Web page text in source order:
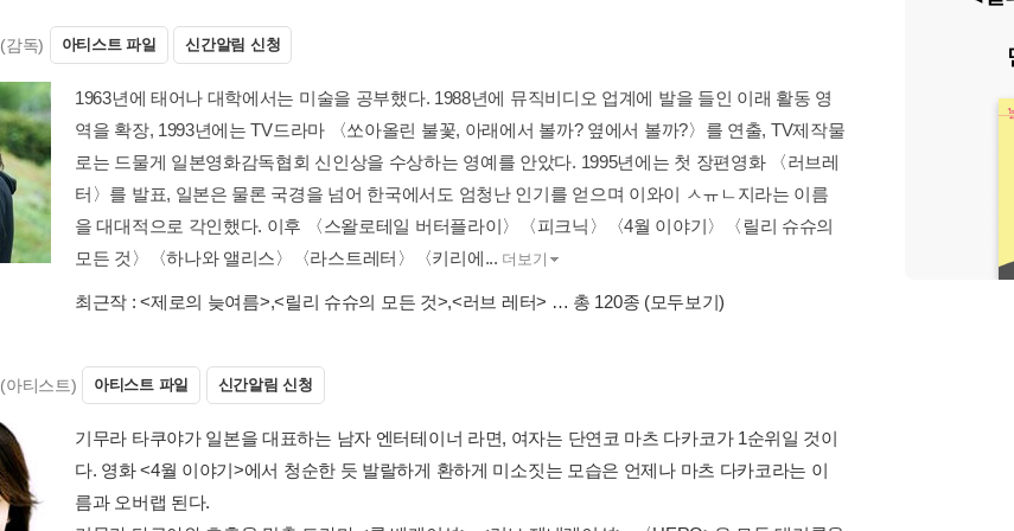
(감독) 아티스트 파일 신간알림 신청
1963년에 태어나 대학에서는 미술을 공부했다. 1988년에 뮤직비디오 업계에 발을 들인 이래 활동 영
역을 확장, 1993년에는 TV드라마 〈쏘아올린 불꽃, 아래에서 볼까? 옆에서 볼까?〉를 연출, TV제작물
로는 드물게 일본영화감독협회 신인상을 수상하는 영예를 안았다. 1995년에는 첫 장편영화 〈러브레
터〉를 발표, 일본은 물론 국경을 넘어 한국에서도 엄청난 인기를 얻으며 이와이 ㅤㅅㅠㄴ지라는 이름
을 대대적으로 각인했다. 이후 〈스왈로테일 버터플라이〉〈피크닉〉〈4월 이야기〉〈릴리 슈슈의
모든 것〉〈하나와 앨리스〉〈라스트레터〉〈키리에... 더보기
최근작 :<제로의 늦여름>,<릴리 슈슈의 모든 것>,<러브 레터> … 총 120종 (모두보기)
(아티스트) 아티스트 파일 신간알림 신청
기무라 타쿠야가 일본을 대표하는 남자 엔터테이너 라면, 여자는 단연코 마츠 다카코가 1순위일 것이
다. 영화 <4월 이야기>에서 청순한 듯 발랄하게 환하게 미소짓는 모습은 언제나 마츠 다카코라는 이
름과 오버랩 된다.